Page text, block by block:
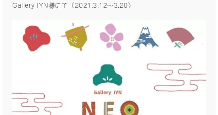
Gallery IYN様にて（2021.3.12〜3.20）